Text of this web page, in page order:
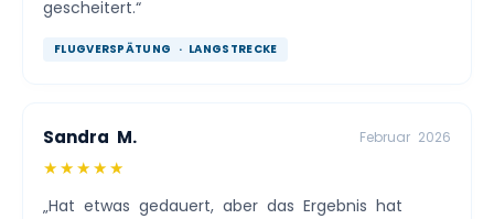
gescheitert.“
FLUGVERSPÄTUNG · LANGSTRECKE
Sandra M. Februar 2026
★★★★★
„Hat etwas gedauert, aber das Ergebnis hat